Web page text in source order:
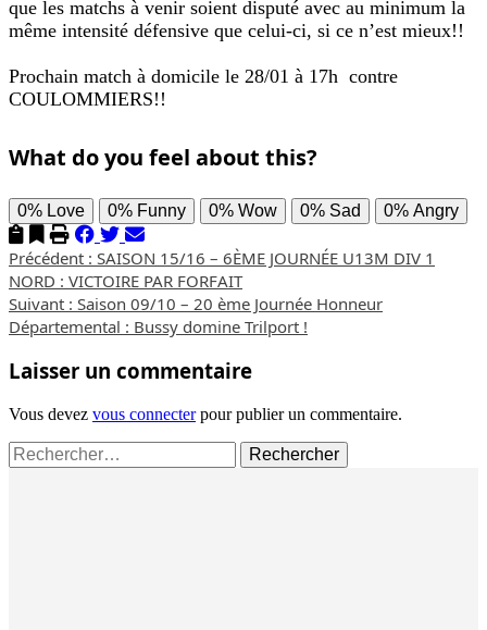
que les matchs à venir soient disputé avec au minimum la
même intensité défensive que celui-ci, si ce n’est mieux!!
Prochain match à domicile le 28/01 à 17h contre
COULOMMIERS!!
What do you feel about this?
0% Love 0% Funny 0% Wow 0% Sad 0% Angry
Navigation
d’article
Précédent : SAISON 15/16 – 6ÈME JOURNÉE U13M DIV 1
NORD : VICTOIRE PAR FORFAIT
Suivant : Saison 09/10 – 20 ème Journée Honneur
Départemental : Bussy domine Trilport !
Laisser un commentaire
Vous devez vous connecterpour publier un commentaire.
Rechercher :